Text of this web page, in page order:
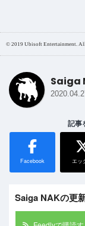
© 2019 Ubisoft Entertainment.
Saiga
記事
Facebook エッ
Saiga NAKの更